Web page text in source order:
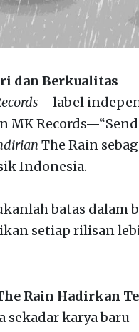
dan Berkualitas
—label
MK
The Rain
Indonesia.
batas dalam
setiap rilisan
Rain Hadirkan
sekadar karya